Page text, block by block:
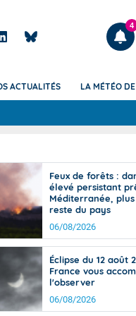
Articles
4
de
Phénomènes
Avertissement
des communes
Bulletins Marine
d'avalanche
Météo des forêts
Vigicrues
ACTUALITÉS LA MÉTÉO
Feux de forêts :
élevé persistant
Méditerranée,
reste du pays
06/08/2026
Éclipse du 12 août
France vous
l'observer
06/08/2026